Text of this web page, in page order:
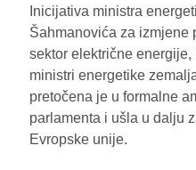
Inicijativa ministra
Šahmanovića za izmjene
sektor električne
ministri energetike
pretočena je u formalne
parlamenta i ušla u dalju
Evropske unije.